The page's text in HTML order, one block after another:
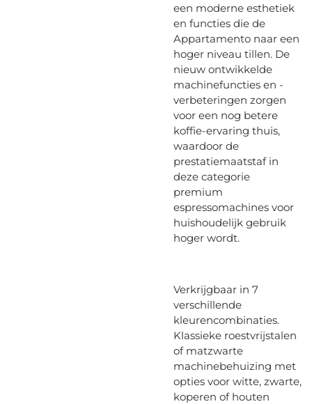
een moderne esthetiek
en functies die de
Appartamento naar een
hoger niveau tillen. De
nieuw ontwikkelde
machinefuncties en -
verbeteringen zorgen
voor een nog betere
koffie-ervaring thuis,
waardoor de
prestatiemaatstaf in
deze categorie
premium
espressomachines voor
huishoudelijk gebruik
hoger wordt.
Verkrijgbaar in 7
verschillende
kleurencombinaties.
Klassieke roestvrijstalen
of matzwarte
machinebehuizing met
opties voor witte, zwarte,
koperen of houten